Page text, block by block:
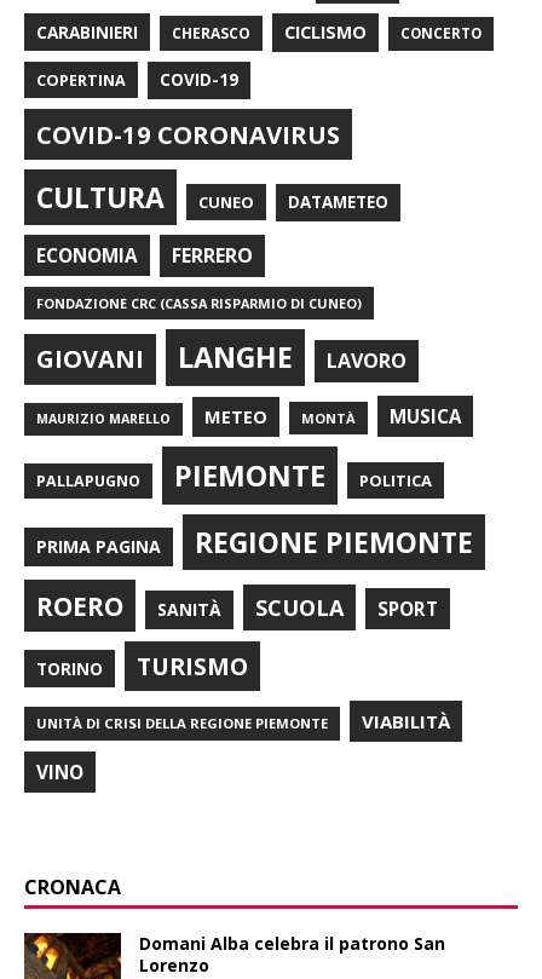
CARABINIERI CHERASCO CICLISMO CONCERTO
COPERTINA COVID-19
COVID-19 CORONAVIRUS
CULTURA CUNEO DATAMETEO
ECONOMIA FERRERO
FONDAZIONE CRC (CASSA RISPARMIO DI CUNEO)
GIOVANI LANGHE LAVORO
MAURIZIO MARELLO METEO MONTÀ MUSICA
PALLAPUGNO PIEMONTE POLITICA
PRIMA PAGINA REGIONE PIEMONTE
ROERO SANITÀ SCUOLA SPORT
TORINO TURISMO
UNITÀ DI CRISI DELLA REGIONE PIEMONTE VIABILITÀ
VINO
CRONACA
Domani Alba celebra il patrono San
Lorenzo